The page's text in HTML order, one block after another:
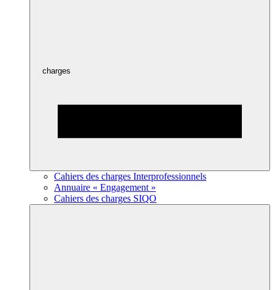
charges
Cahiers des charges Interprofessionnels
Annuaire « Engagement »
Cahiers des charges SIQO